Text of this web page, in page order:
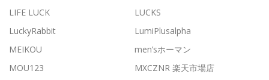
LIFE LUCK
LUCKS
LuckyRabbit
LumiPlusalpha
MEIKOU
men’sホーマン
MOU123
MXCZNR 楽天市場店